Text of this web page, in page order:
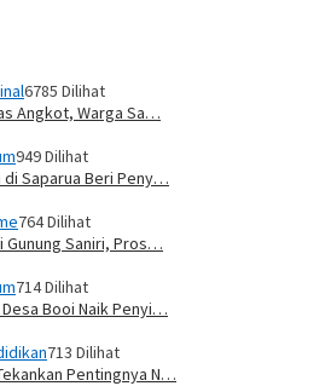
6785 Dilihat
Angkot, Warga Sa…
949 Dilihat
di Saparua Beri Peny…
764 Dilihat
Gunung Saniri, Pros…
714 Dilihat
Booi Naik Penyi…
713 Dilihat
Pentingnya N…